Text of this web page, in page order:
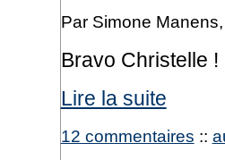
Par Simone
Bravo Christelle !
Lire la suite
12 commentaires ::